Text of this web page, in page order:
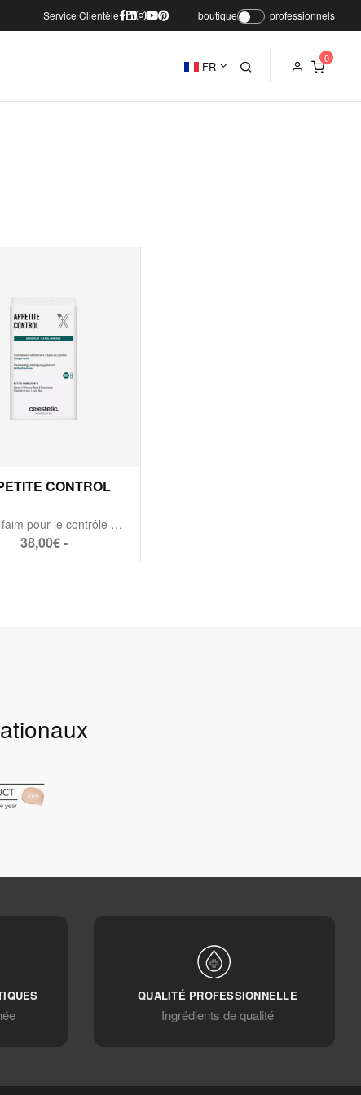
Service Clientèle boutique professionnels
FR
CONTROL
Coupe-faim pour le contrôle de l’appétit
38,00€ -
QUALITÉ PROFESSIONNELLE
Ingrédients de qualité